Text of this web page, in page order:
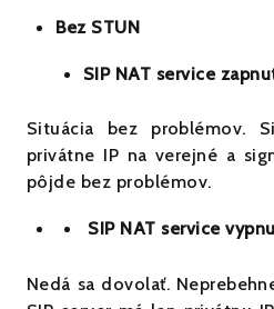
Bez STUN
SIP NAT service
Situácia bez problémov.
privátne IP na verejné a
pôjde bez problémov.
SIP NAT service
Nedá sa dovolať.